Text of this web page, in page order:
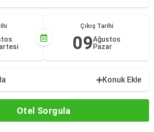
Çıkış Tarihi
09Ağustos
Pazar
Konuk Ekle
Otel Sorgula